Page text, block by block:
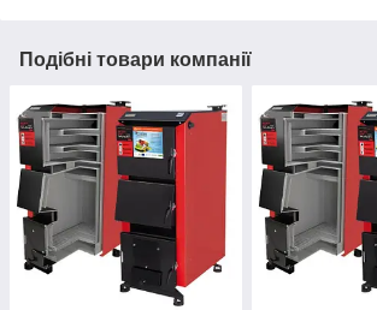
Подібні товари компанії